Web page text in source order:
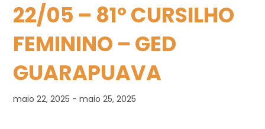
22/05 – 81º CURSILHO
FEMININO – GED
GUARAPUAVA
maio 22, 2025 -maio 25, 2025